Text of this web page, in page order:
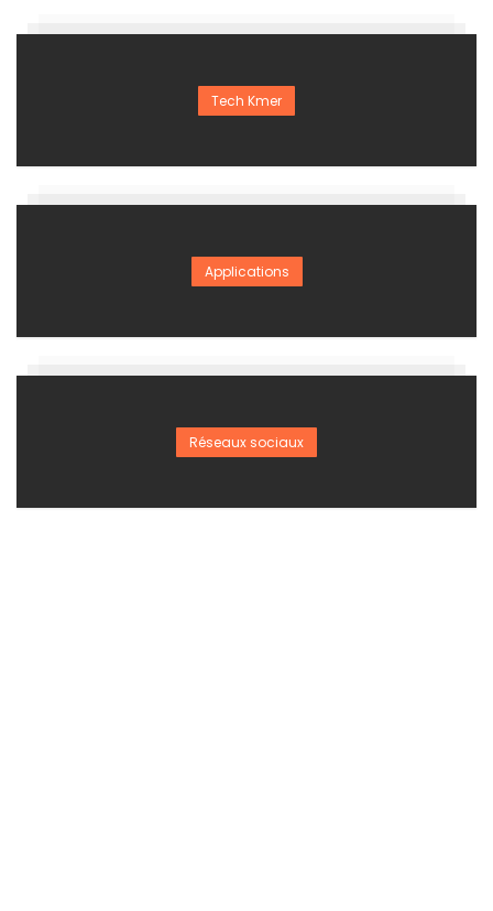
Tech Kmer
Applications
Réseaux sociaux